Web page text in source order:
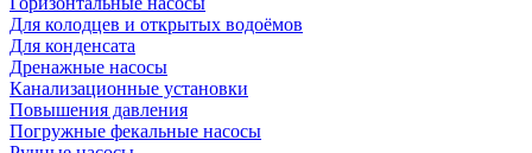
Для колодцев и открытых водоёмов
Для конденсата
Дренажные насосы
Канализационные установки
Повышения давления
Погружные фекальные насосы